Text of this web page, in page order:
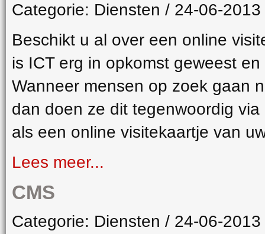
Categorie: Diensten / 24-06-
Beschikt u al over een online
is ICT erg in opkomst geweest
Wanneer mensen op zoek gaan
dan doen ze dit tegenwoordig
als een online visitekaartje van
Lees meer...
CMS
Categorie: Diensten / 24-06-